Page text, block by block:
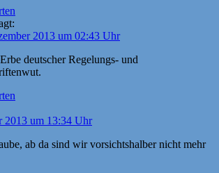
2013 um 02:43 Uhr
deutscher Regelungs- und
2013 um 13:34 Uhr
ab da sind wir vorsichtshalber nicht mehr